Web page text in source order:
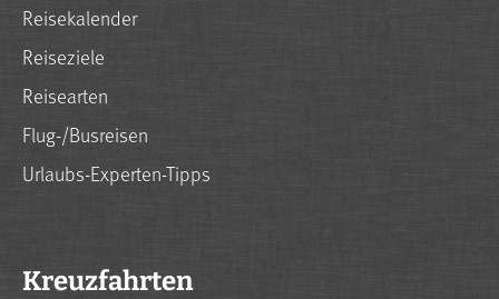
Reisekalender
Reiseziele
Reisearten
Flug-/Busreisen
Urlaubs-Experten-Tipps
Kreuzfahrten